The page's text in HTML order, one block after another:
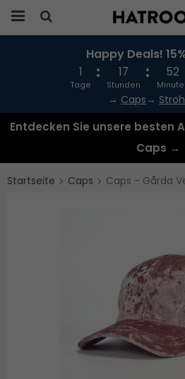
Das Produkt wurde in
gelegt
Happy Deals!
1
Tage
17
Stunden
52
→ Caps →
Entdecken Sie unsere besten
Caps →
Startseite Caps Caps - Gårda